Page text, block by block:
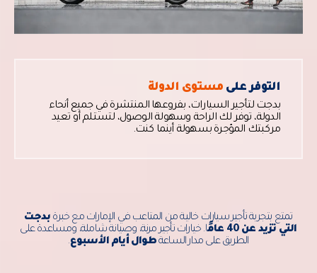
التوفر علىمستوى الدولة
بدجت لتأجير السيارات، بفروعها المنتشرة في جميع أنحاء
الدولة، توفر لك الراحة وسهولة الوصول، لتستلم أو تعيد
مركبتك المؤجرة بسهولة أينما كنت.
تمتع بتجربة تأجير سيارات خالية من المتاعب في الإمارات مع خبرة بدجت
التي تزيد عن 40 عامً
ا. خيارات تأجير مرنة، وصيانة شاملة، ومساعدة على
الطريق على مدار الساعةطوال أيام الأسبوع.